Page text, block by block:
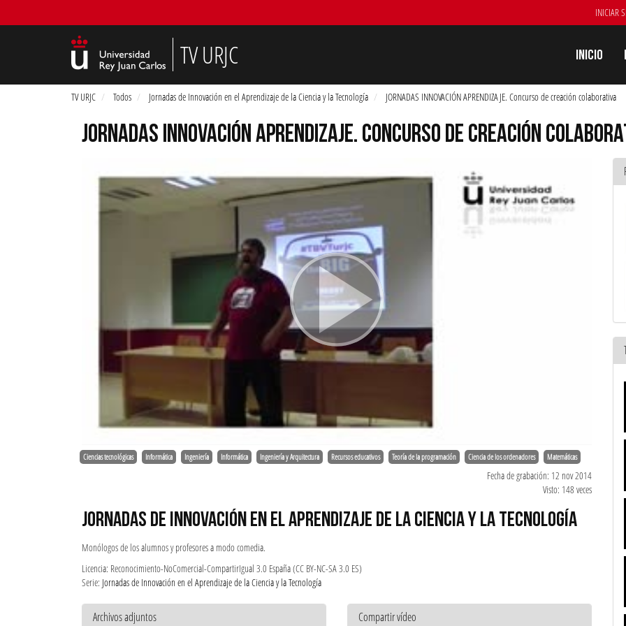
INICIAR
TV URJC Inicio
TV URJC Todos Jornadas de Innovación en el Aprendizaje de la Ciencia y la Tecnología JORNADAS INNOVACIÓN APRENDIZAJE. Concurso de creación colaborativa
JORNADAS INNOVACIÓN APRENDIZAJE. CONCURSO DE CREACIÓN
Ciencias tecnológicas Informática Ingeniería Informática Ingeniería y Arquitectura Recursos educativos Teoría de la programación Ciencia de los ordenadores Matemáticas
Fecha de grabación: 12 nov 2014
Visto: 148 veces
JORNADAS DE INNOVACIÓN EN EL APRENDIZAJE DE LA CIENCIA Y LA TECNOLOGÍA
Monólogos de los alumnos y profesores a modo comedia.
Licencia: Reconocimiento-NoComercial-CompartirIgual 3.0 España (CC BY-NC-SA 3.0 ES)
Serie: Jornadas de Innovación en el Aprendizaje de la Ciencia y la Tecnología
Archivos adjuntos Compartir vídeo